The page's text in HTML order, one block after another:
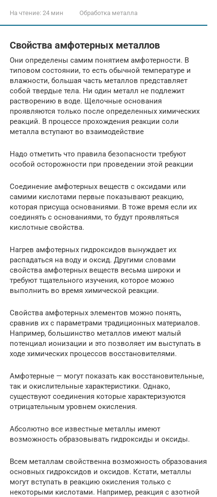
На чтение: 24 мин Обработка металла
Свойства амфотерных металлов
Они определены самим понятием амфотерности. В
типовом состоянии, то есть обычной температуре и
влажности, большая часть металлов представляет
собой твердые тела. Ни один металл не подлежит
растворению в воде. Щелочные основания
проявляются только после определенных химических
реакций. В процессе прохождения реакции соли
металла вступают во взаимодействие
Надо отметить что правила безопасности требуют
особой осторожности при проведении этой реакции
Соединение амфотерных веществ с оксидами или
самими кислотами первые показывают реакцию,
которая присуща основаниями. В тоже время если их
соединять с основаниями, то будут проявляться
кислотные свойства.
Нагрев амфотерных гидроксидов вынуждает их
распадаться на воду и оксид. Другими словами
свойства амфотерных веществ весьма широки и
требуют тщательного изучения, которое можно
выполнить во время химической реакции.
Свойства амфотерных элементов можно понять,
сравнив их с параметрами традиционных материалов.
Например, большинство металлов имеют малый
потенциал ионизации и это позволяет им выступать в
ходе химических процессов восстановителями.
Амфотерные — могут показать как восстановительные,
так и окислительные характеристики. Однако,
существуют соединения которые характеризуются
отрицательным уровнем окисления.
Абсолютно все известные металлы имеют
возможность образовывать гидроксиды и оксиды.
Всем металлам свойственна возможность образования
основных гидроксидов и оксидов. Кстати, металлы
могут вступать в реакцию окисления только с
некоторыми кислотами. Например, реакция с азотной